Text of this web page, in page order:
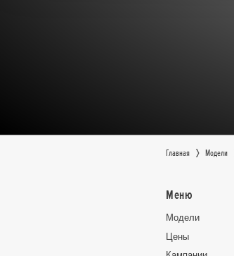
Главная Moдeли
Меню
Moдeли
Цeны